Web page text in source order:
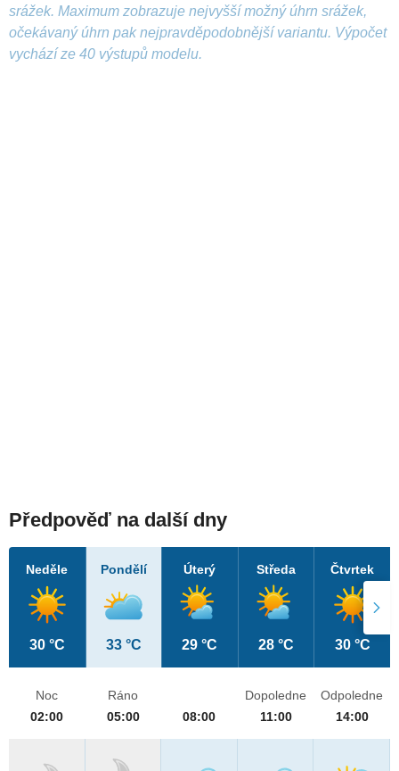
srážek. Maximum zobrazuje nejvyšší možný úhrn srážek,
očekávaný úhrn pak nejpravděpodobnější variantu. Výpočet
vychází ze 40 výstupů modelu.
Předpověď na další dny
Neděle
30 °C
Pondělí
33 °C
Úterý
29 °C
Středa
28 °C
Čtvrtek
30 °C
Noc
02:00
Ráno
05:00
08:00
Dopoledne
11:00
Odpoledne
14:00